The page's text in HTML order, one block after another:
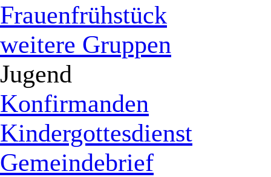
Frauenfrühstück
weitere Gruppen
Jugend
Konfirmanden
Kindergottesdienst
Gemeindebrief